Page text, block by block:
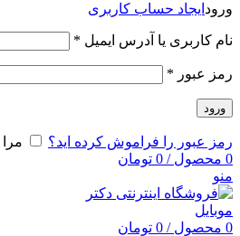
ورود ایجاد حساب کاربری
نام کاربری یا آدرس ایمیل *
رمز عبور *
ورود
رمز عبور را فراموش کرده اید؟
0 محصول /
0 تومان
منو
0 محصول /
0 تومان